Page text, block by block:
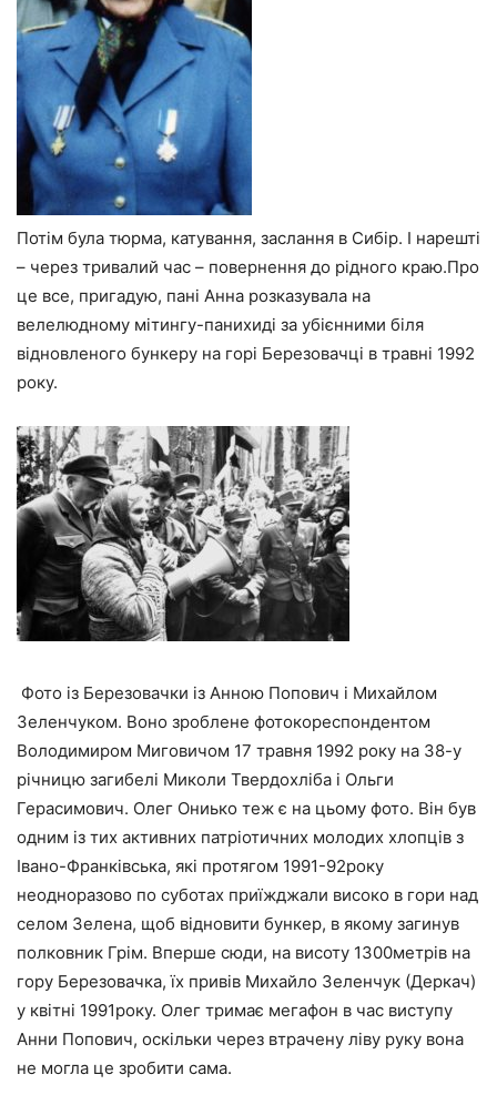
Потім була тюрма, катування, заслання в Сибір. І нарешті
– через тривалий час – повернення до рідного краю.Про
це все, пригадую, пані Анна розказувала на
велелюдному мітингу-панихиді за убієнними біля
відновленого бункеру на горі Березовачці в травні 1992
року.
Фото із Березовачки із Анною Попович і Михайлом
Зеленчуком. Воно зроблене фотокореспондентом
Володимиром Миговичом 17 травня 1992 року на 38-у
річницю загибелі Миколи Твердохліба і Ольги
Герасимович. Олег Ониько теж є на цьому фото. Він був
одним із тих активних патріотичних молодих хлопців з
Івано-Франківська, які протягом 1991-92року
неодноразово по суботах приїжджали високо в гори над
селом Зелена, щоб відновити бункер, в якому загинув
полковник Грім. Вперше сюди, на висоту 1300метрів на
гору Березовачка, їх привів Михайло Зеленчук (Деркач)
у квітні 1991року. Олег тримає мегафон в час виступу
Анни Попович, оскільки через втрачену ліву руку вона
не могла це зробити сама.